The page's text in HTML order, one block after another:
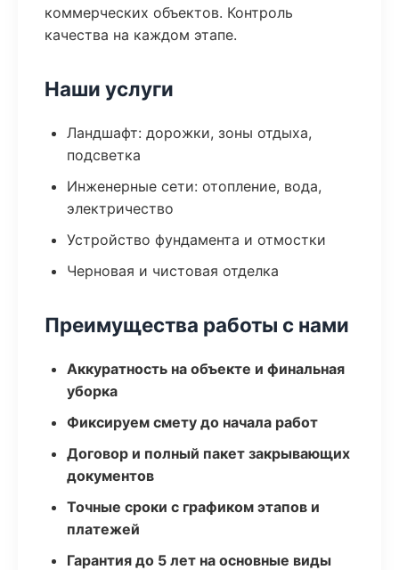
коммерческих объектов. Контроль
качества на каждом этапе.
Наши услуги
Ландшафт: дорожки, зоны отдыха,
подсветка
Инженерные сети: отопление, вода,
электричество
Устройство фундамента и отмостки
Черновая и чистовая отделка
Преимущества работы с нами
Аккуратность на объекте и финальная
уборка
Фиксируем смету до начала работ
Договор и полный пакет закрывающих
документов
Точные сроки с графиком этапов и
платежей
Гарантия до 5 лет на основные виды